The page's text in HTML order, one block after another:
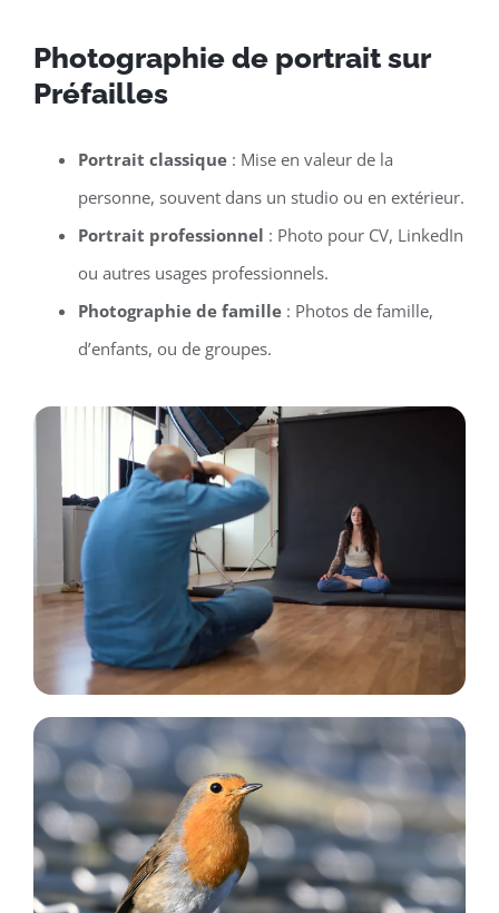
Photographie de portrait sur
Préfailles
Portrait classique: Mise en valeur de la
personne, souvent dans un studio ou en extérieur.
Portrait professionnel : Photo pour CV, LinkedIn
ou autres usages professionnels.
Photographie de famille: Photos de famille,
d’enfants, ou de groupes.